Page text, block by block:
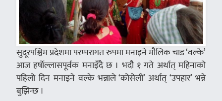
सुदूरपश्चिम प्रदेशमा परम्परागत रुपमा मनाइने मौलिक चाड ‘वल्के’
आज हर्षोल्लासपूर्वक मनाइँदै छ । भदौ १ गते अर्थात् महिनाको
पहिलो दिन मनाइने वल्के भन्नाले ‘कोसेली’ अर्थात् ‘उपहार’ भन्ने
बुझिन्छ ।